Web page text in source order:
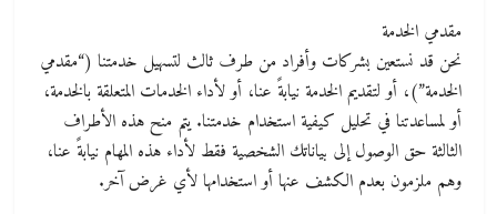
مقدمي الخدمة
نحن قد نستعين بشركات وأفراد من طرف ثالث لتسهيل خدمتنا (“مقدمي
الخدمة”)، أو لتقديم الخدمة نيابةً عنا، أو لأداء الخدمات المتعلقة بالخدمة،
أو لمساعدتنا في تحليل كيفية استخدام خدمتنا. يتم منح هذه الأطراف
الثالثة حق الوصول إلى بياناتك الشخصية فقط لأداء هذه المهام نيابةً عنا،
وهم ملزمون بعدم الكشف عنها أو استخدامها لأي غرض آخر.